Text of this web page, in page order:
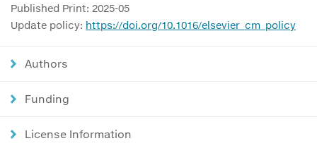
Published Print: 2025-05
Update policy: https://doi.org/10.1016/elsevier_cm_policy
Authors
Funding
License Information